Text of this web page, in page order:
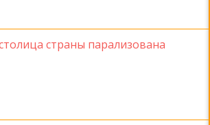
страны парализована